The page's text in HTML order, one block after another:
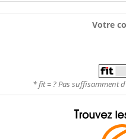
Votre
* fit = ? Pas suffisamment